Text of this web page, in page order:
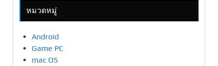
หมวดหมู่
Android
Game PC
mac OS